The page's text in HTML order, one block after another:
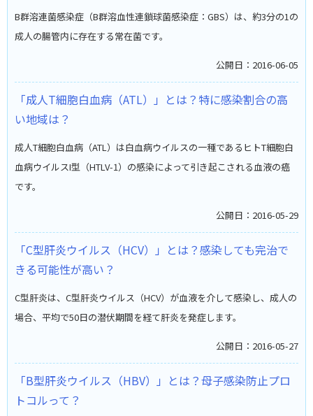
B群溶連菌感染症（B群溶血性連鎖球菌感染症：GBS）は、約3分の1の
成人の腸管内に存在する常在菌です。
公開日：2016-06-05
「成人T細胞白血病（ATL）」とは？特に感染割合の高
い地域は？
成人T細胞白血病（ATL）は白血病ウイルスの一種であるヒトT細胞白
血病ウイルスI型（HTLV-1）の感染によって引き起こされる血液の癌
です。
公開日：2016-05-29
「C型肝炎ウイルス（HCV）」とは？感染しても完治で
きる可能性が高い？
C型肝炎は、C型肝炎ウイルス（HCV）が血液を介して感染し、成人の
場合、平均で50日の潜伏期間を経て肝炎を発症します。
公開日：2016-05-27
「B型肝炎ウイルス（HBV）」とは？母子感染防止プロ
トコルって？